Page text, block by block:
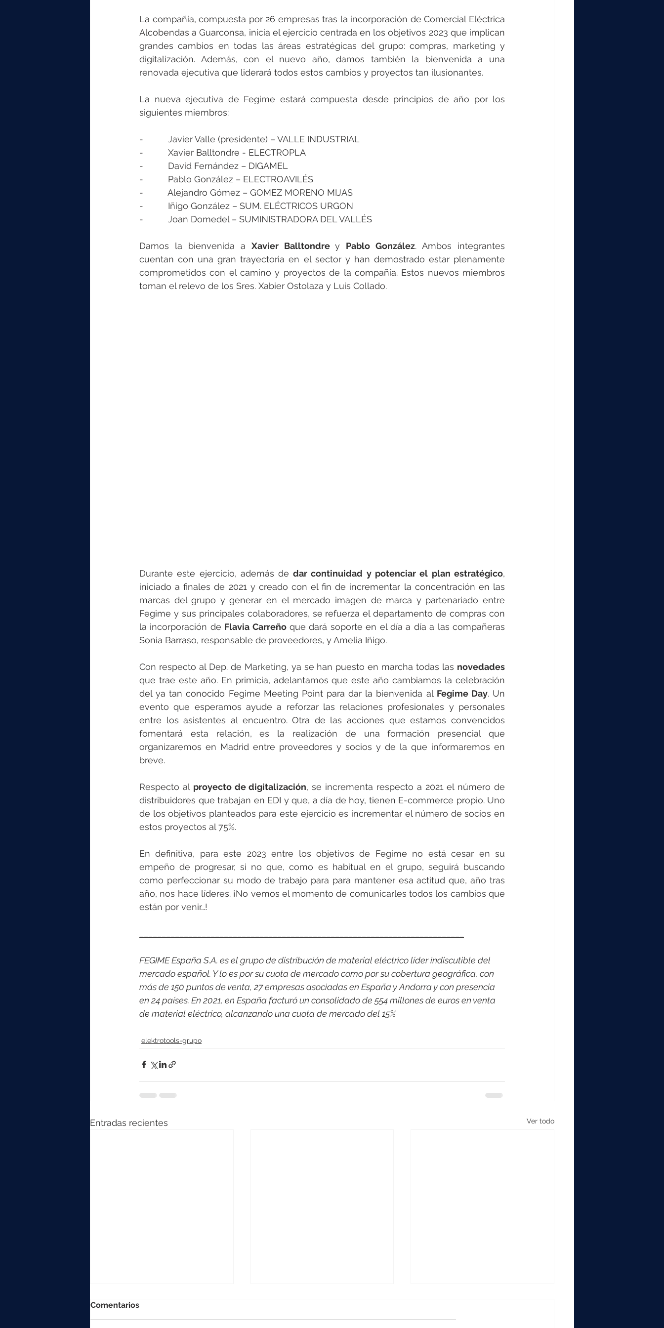
elektrotools-P065000 elektrotools-P040000 elektrotools-P059000
elektrotools-P052000 elektrotools-P064000
elektrotools-P099000
La compañía, compuesta por 26 empresas tras la incorporación de Comercial Eléctrica
Alcobendas a Guarconsa, inicia el ejercicio centrada en los objetivos 2023 que implican
grandes cambios en todas las áreas estratégicas del grupo: compras, marketing y
digitalización. Además, con el nuevo año, damos también la bienvenida a una
renovada ejecutiva que liderará todos estos cambios y proyectos tan ilusionantes.
La nueva ejecutiva de Fegime estará compuesta desde principios de año por los
siguientes miembros:
-          Javier Valle (presidente) – VALLE INDUSTRIAL
-          Xavier Balltondre - ELECTROPLA
-          David Fernández – DIGAMEL
-          Pablo González – ELECTROAVILÉS
-          Alejandro Gómez – GOMEZ MORENO MIJAS
-          Iñigo González – SUM. ELÉCTRICOS URGON
-          Joan Domedel – SUMINISTRADORA DEL VALLÉS
Damos la bienvenida a Xavier Balltondre y Pablo González. Ambos integrantes
cuentan con una gran trayectoria en el sector y han demostrado estar plenamente
comprometidos con el camino y proyectos de la compañía. Estos nuevos miembros
toman el relevo de los Sres. Xabier Ostolaza y Luis Collado.
Durante este ejercicio, además de dar continuidad y potenciar el plan estratégico,
iniciado a finales de 2021 y creado con el fin de incrementar la concentración en las
marcas del grupo y generar en el mercado imagen de marca y partenariado entre
Fegime y sus principales colaboradores, se refuerza el departamento de compras con
la incorporación de Flavia Carreño que dará soporte en el día a día a las compañeras
Sonia Barraso, responsable de proveedores, y Amelia Iñigo.
Con respecto al Dep. de Marketing, ya se han puesto en marcha todas las novedades
que trae este año. En primicia, adelantamos que este año cambiamos la celebración
del ya tan conocido Fegime Meeting Point para dar la bienvenida al Fegime Day. Un
evento que esperamos ayude a reforzar las relaciones profesionales y personales
entre los asistentes al encuentro. Otra de las acciones que estamos convencidos
fomentará esta relación, es la realización de una formación presencial que
organizaremos en Madrid entre proveedores y socios y de la que informaremos en
breve.
Respecto al proyecto de digitalización, se incrementa respecto a 2021 el número de
distribuidores que trabajan en EDI y que, a día de hoy, tienen E-commerce propio. Uno
de los objetivos planteados para este ejercicio es incrementar el número de socios en
estos proyectos al 75%.
En definitiva, para este 2023 entre los objetivos de Fegime no está cesar en su
empeño de progresar, si no que, como es habitual en el grupo, seguirá buscando
como perfeccionar su modo de trabajo para para mantener esa actitud que, año tras
año, nos hace líderes. ¡No vemos el momento de comunicarles todos los cambios que
están por venir…!
FEGIME España S.A. es el grupo de distribución de material eléctrico líder indiscutible del
mercado español. Y lo es por su cuota de mercado como por su cobertura geográfica, con
más de 150 puntos de venta, 27 empresas asociadas en España y Andorra y con presencia
en 24 países. En 2021, en España facturó un consolidado de 554 millones de euros en venta
de material eléctrico, alcanzando una cuota de mercado del 15%
elektrotools-grupo
Entradas recientes Ver todo
Comentarios